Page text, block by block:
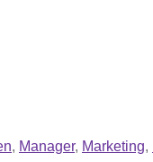
, Manager, Marketing,